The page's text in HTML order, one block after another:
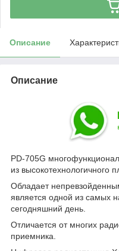
Описание
Описание
PD-705G
из высокотехнологичного
Обладает
является одной из самых
сегодняшний день.
Отличается от многих
приемника.